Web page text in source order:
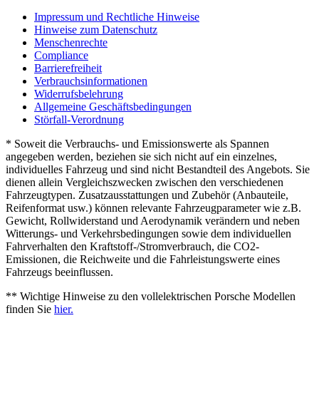
Impressum und Rechtliche Hinweise
Hinweise zum Datenschutz
Menschenrechte
Compliance
Barrierefreiheit
Verbrauchsinformationen
Widerrufsbelehrung
Allgemeine Geschäftsbedingungen
Störfall-Verordnung
* Soweit die Verbrauchs- und Emissionswerte als Spannen
angegeben werden, beziehen sie sich nicht auf ein einzelnes,
individuelles Fahrzeug und sind nicht Bestandteil des Angebots. Sie
dienen allein Vergleichszwecken zwischen den verschiedenen
Fahrzeugtypen. Zusatzausstattungen und Zubehör (Anbauteile,
Reifenformat usw.) können relevante Fahrzeugparameter wie z.B.
Gewicht, Rollwiderstand und Aerodynamik verändern und neben
Witterungs- und Verkehrsbedingungen sowie dem individuellen
Fahrverhalten den Kraftstoff-/Stromverbrauch, die CO2-
Emissionen, die Reichweite und die Fahrleistungswerte eines
Fahrzeugs beeinflussen.
** Wichtige Hinweise zu den vollelektrischen Porsche Modellen
finden Sie hier.